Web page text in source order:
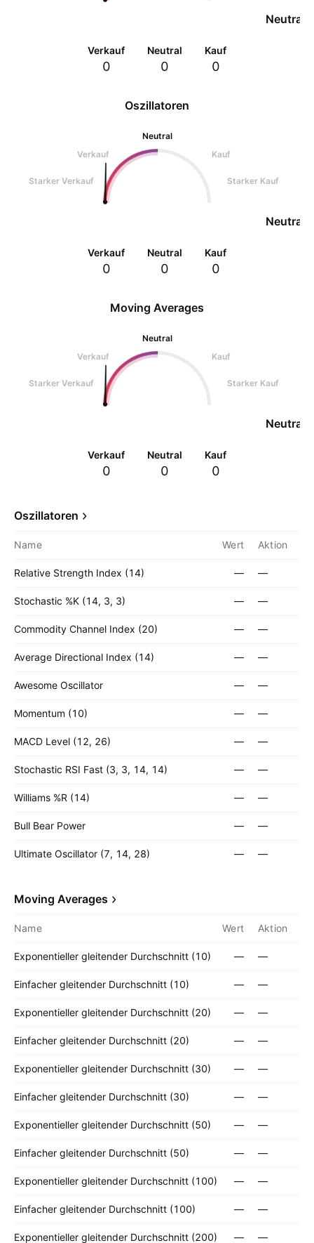
Oszillatoren
Neutral
Verkauf
Kauf
Starker Verkauf Starker Kauf
Neutral
Verkauf
0
Neutral
0
Kauf
0
Neutral
Verkauf
0
Neutral
0
Kauf
0
Moving Averages
Neutral
Verkauf
Kauf
Starker Verkauf Starker Kauf
Neutral
Verkauf
0
Neutral
0
Kauf
0
Oszillatoren
Name Wert Aktion
Relative Strength Index (14) — —
Stochastic %K (14, 3, 3) — —
Commodity Channel Index (20) — —
Average Directional Index (14) — —
Awesome Oscillator — —
Momentum (10) — —
MACD Level (12, 26) — —
Stochastic RSI Fast (3, 3, 14, 14) — —
Williams %R (14) — —
Bull Bear Power — —
Ultimate Oscillator (7, 14, 28) — —
Moving Averages
Name Wert Aktion
Exponentieller gleitender Durchschnitt (10) — —
Einfacher gleitender Durchschnitt (10) — —
Exponentieller gleitender Durchschnitt (20) — —
Einfacher gleitender Durchschnitt (20) — —
Exponentieller gleitender Durchschnitt (30) — —
Einfacher gleitender Durchschnitt (30) — —
Exponentieller gleitender Durchschnitt (50) — —
Einfacher gleitender Durchschnitt (50) — —
Exponentieller gleitender Durchschnitt (100) — —
Einfacher gleitender Durchschnitt (100) — —
Exponentieller gleitender Durchschnitt (200) — —